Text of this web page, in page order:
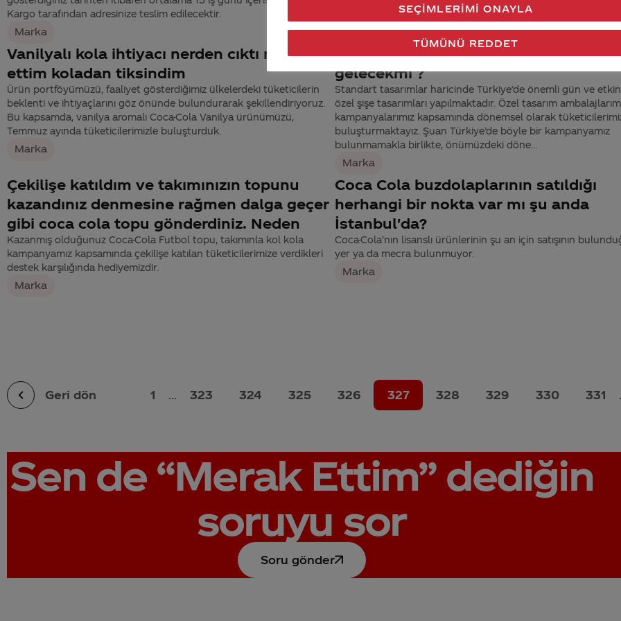
Kargo tarafından adresinize teslim edilecektir.
Marka
850 222 02 24 numaralı telefondan ulaşabilirsiniz.
Marka
Vanilyalı kola ihtiyacı nerden cıktı merak
ettim koladan tiksindim
Ürün portföyümüzü, faaliyet gösterdiğimiz ülkelerdeki tüketicilerin
beklenti ve ihtiyaçlarını göz önünde bulundurarak şekillendiriyoruz.
Bu kapsamda, vanilya aromalı Coca-Cola Vanilya ürünümüzü,
Temmuz ayında tüketicilerimizle buluşturduk.
Marka
Metallica lars yazan coca colalar tr ye
gelecekmi ?
Standart tasarımlar haricinde Türkiye’de önemli gün ve
özel şişe tasarımları yapılmaktadır. Özel tasarım
kampanyalarımız kapsamında dönemsel olarak
buluşturmaktayız. Şuan Türkiye’de böyle bir kampanyamız
bulunmamakla birlikte, önümüzdeki döne...
Marka
Çekilişe katıldım ve takımınızın topunu
kazandınız denmesine rağmen dalga geçer
gibi coca cola topu gönderdiniz. Neden
Kazanmış olduğunuz Coca-Cola Futbol topu, takımınla kol kola
kampanyamız kapsamında çekilişe katılan tüketicilerimize verdikleri
destek karşılığında hediyemizdir.
Marka
Coca Cola buzdolaplarının satıldığı
herhangi bir nokta var mı şu anda
İstanbul'da?
Coca-Cola’nın lisanslı ürünlerinin şu an için satışının
yer ya da mecra bulunmuyor.
Marka
Geri dön 1 ... 323 324 325 326 327 328 329 330 331
Sen de “Merak Ettim”dediğin
soruyu sor
Soru gönder
TÜMÜNÜ REDDET
SEÇIMLERIMI ONAYLA